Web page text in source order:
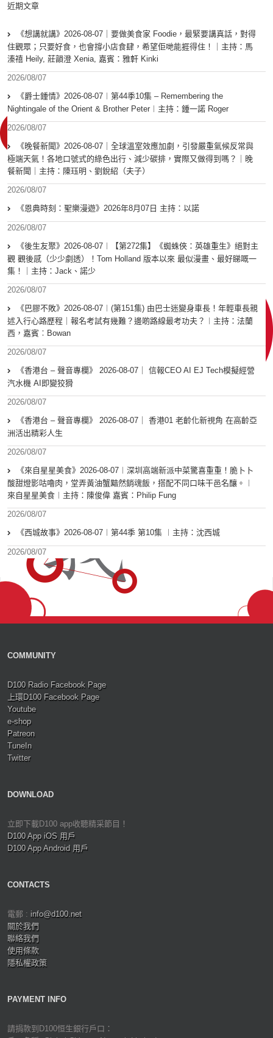
近期文章
《想講就講》2026-08-07｜要做美食家 Foodie，最緊要講真話，對得
住觀眾；只要好食，也會撐小店食肆，希望佢哋能捱得住！｜主持：馬
溱禧 Heily, 莊韻澄 Xenia, 嘉賓：雅軒 Kinki
2026/08/07
《爵士鍾情》2026-08-07︱第44季10集 – Remembering the
Nightingale of the Orient & Brother Peter︱主持：鍾一諾 Roger
2026/08/07
《晚餐新聞》2026-08-07｜全球溫室效應加劇，引發嚴重氣候反常與
極端天氣！各地口號式的綠色出行、減少碳排，實際又做得到嗎？｜晚
餐新聞｜主持：陳珏明、劉銳紹（夫子）
2026/08/07
《恩典時刻：聖樂漫遊》2026年8月07日 主持：以諾
2026/08/07
《後生友聚》2026-08-07︱【第272集】《蜘蛛俠：英雄重生》絕對主
觀 觀後感（少少劇透）！Tom Holland 版本以來 最似漫畫、最好睇嘅一
集！｜主持：Jack、諾少
2026/08/07
《巴膠不敗》2026-08-07︱(第151集) 由巴士迷變身車長！年輕車長親
述入行心路歷程｜報名考試有幾難？邊啲路線最考功夫？︱主持：法蘭
西，嘉賓︰Bowan
2026/08/07
《香港台 – 聲音專欄》 2026-08-07｜ 信報CEO AI EJ Tech模擬經營
汽水機 AI即變狡猾
2026/08/07
《香港台 – 聲音專欄》 2026-08-07｜ 香港01 老齡化新視角 在高齡亞
洲活出精彩人生
2026/08/07
《來自星星美食》2026-08-07︱深圳高端新派中菜驚喜重重！脆卜卜
酸甜燈影咕嚕肉，堂弄黃油蟹黯然銷魂飯，搭配不同口味干邑名釀。︱
來自星星美食︱主持：陳俊偉 嘉賓：Philip Fung
2026/08/07
《西城故事》2026-08-07︱第44季 第10集 ︱主持：沈西城
2026/08/07
COMMUNITY
D100 Radio Facebook Page
上環D100 Facebook Page
Youtube
e-shop
Patreon
TuneIn
Twitter
DOWNLOAD
立即下載D100 app收聽精采節目！
D100 App iOS 用戶
D100 App Android 用戶
CONTACTS
電郵 : info@d100.net
關於我們
聯絡我們
使用條款
隱私權政策
PAYMENT INFO
請捐款到D100恒生銀行戶口：